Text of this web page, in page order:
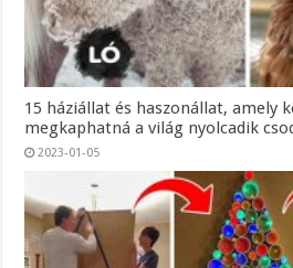
15 háziállat és haszonállat, amely
megkaphatná a világ nyolcadik
2023-01-05